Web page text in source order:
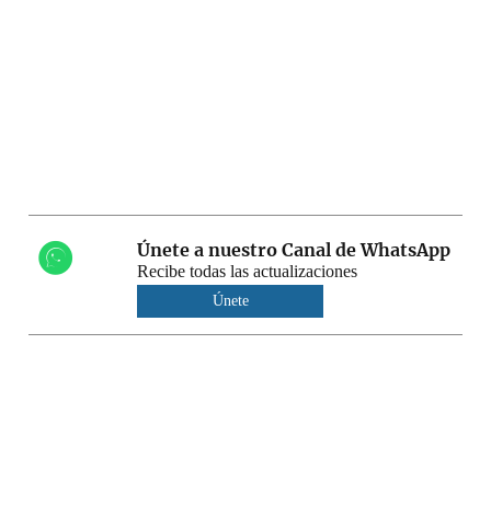
Únete a nuestro Canal de WhatsApp
Recibe todas las actualizaciones
Únete